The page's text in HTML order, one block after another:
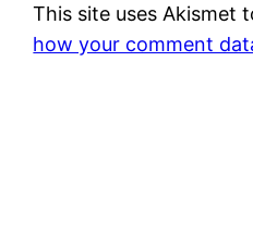
This site uses Akismet
how your comment